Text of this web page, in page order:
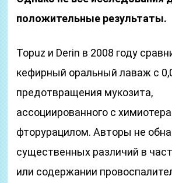
положительные результаты.
Topuz и Derin в 2008 году
кефирный оральный лаваж с
предотвращения мукозита,
ассоциированного с
фторурацилом. Авторы не
существенных различий в
или содержании